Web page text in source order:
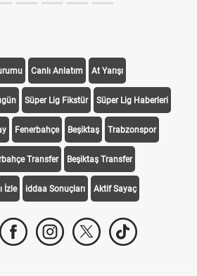
Canlı Anlatım At Yarışı
Süper Lig Fikstür Süper Lig Haberleri
Fenerbahçe Beşiktaş Trabzonspor
Transfer Beşiktaş Transfer
İzle iddaa Sonuçları Aktif Sayaç